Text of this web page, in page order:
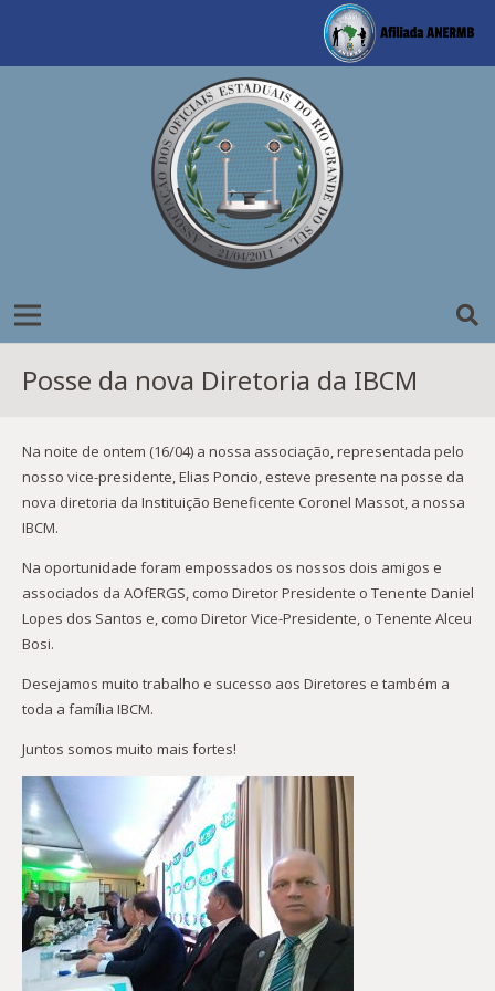
Posse da nova Diretoria da IBCM
Na noite de ontem (16/04) a nossa associação, representada pelo
nosso vice-presidente, Elias Poncio, esteve presente na posse da
nova diretoria da Instituição Beneficente Coronel Massot, a nossa
IBCM.
Na oportunidade foram empossados os nossos dois amigos e
associados da AOfERGS, como Diretor Presidente o Tenente Daniel
Lopes dos Santos e, como Diretor Vice-Presidente, o Tenente Alceu
Bosi.
Desejamos muito trabalho e sucesso aos Diretores e também a
toda a família IBCM.
Juntos somos muito mais fortes!